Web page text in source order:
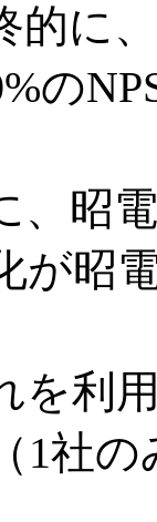
化
の
が昭
、
1社